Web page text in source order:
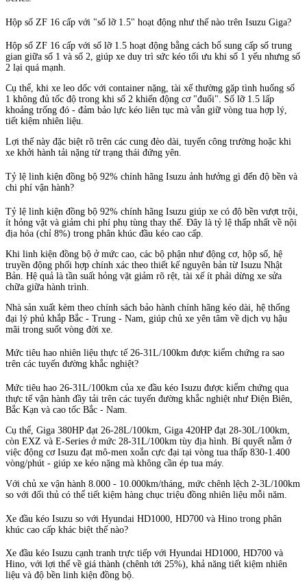
Hộp số ZF 16 cấp với "số lỡ 1.5" hoạt động như thế nào trên Isuzu Giga?
Hộp số ZF 16 cấp với số lỡ 1.5 hoạt động bằng cách bổ sung cấp số trung
gian giữa số 1 và số 2, giúp xe duy trì sức kéo tối ưu khi số 1 yếu nhưng số
2 lại quá mạnh.
Cụ thể, khi xe leo dốc với container nặng, tài xế thường gặp tình huống số
1 không đủ tốc độ trong khi số 2 khiến động cơ "đuối". Số lỡ 1.5 lấp
khoảng trống đó - đảm bảo lực kéo liên tục mà vẫn giữ vòng tua hợp lý,
tiết kiệm nhiên liệu.
Lợi thế này đặc biệt rõ trên các cung đèo dài, tuyến công trường hoặc khi
xe khởi hành tải nặng từ trạng thái đứng yên.
Tỷ lệ linh kiện đồng bộ 92% chính hãng Isuzu ảnh hưởng gì đến độ bền và
chi phí vận hành?
Tỷ lệ linh kiện đồng bộ 92% chính hãng Isuzu giúp xe có độ bền vượt trội,
ít hỏng vặt và giảm chi phí phụ tùng thay thế. Đây là tỷ lệ thấp nhất về nội
địa hóa (chỉ 8%) trong phân khúc đầu kéo cao cấp.
Khi linh kiện đồng bộ ở mức cao, các bộ phận như động cơ, hộp số, hệ
truyền động phối hợp chính xác theo thiết kế nguyên bản từ Isuzu Nhật
Bản. Hệ quả là tần suất hỏng vặt giảm rõ rệt, tài xế ít phải dừng xe sửa
chữa giữa hành trình.
Nhà sản xuất kèm theo chính sách bảo hành chính hãng kéo dài, hệ thống
đại lý phủ khắp Bắc - Trung - Nam, giúp chủ xe yên tâm về dịch vụ hậu
mãi trong suốt vòng đời xe.
Mức tiêu hao nhiên liệu thực tế 26-31L/100km được kiểm chứng ra sao
trên các tuyến đường khắc nghiệt?
Mức tiêu hao 26-31L/100km của xe đầu kéo Isuzu được kiểm chứng qua
thực tế vận hành đầy tải trên các tuyến đường khắc nghiệt như Điện Biên,
Bắc Kạn và cao tốc Bắc - Nam.
Cụ thể, Giga 380HP đạt 26-28L/100km, Giga 420HP đạt 28-30L/100km,
còn EXZ và E-Series ở mức 28-31L/100km tùy địa hình. Bí quyết nằm ở
việc động cơ Isuzu đạt mô-men xoắn cực đại tại vòng tua thấp 830-1.400
vòng/phút - giúp xe kéo nặng mà không cần ép tua máy.
Với chủ xe vận hành 8.000 - 10.000km/tháng, mức chênh lệch 2-3L/100km
so với đối thủ có thể tiết kiệm hàng chục triệu đồng nhiên liệu mỗi năm.
Xe đầu kéo Isuzu so với Hyundai HD1000, HD700 và Hino trong phân
khúc cao cấp khác biệt thế nào?
Xe đầu kéo Isuzu cạnh tranh trực tiếp với Hyundai HD1000, HD700 và
Hino, với lợi thế về giá thành (chênh tới 25%), khả năng tiết kiệm nhiên
liệu và độ bền linh kiện đồng bộ.